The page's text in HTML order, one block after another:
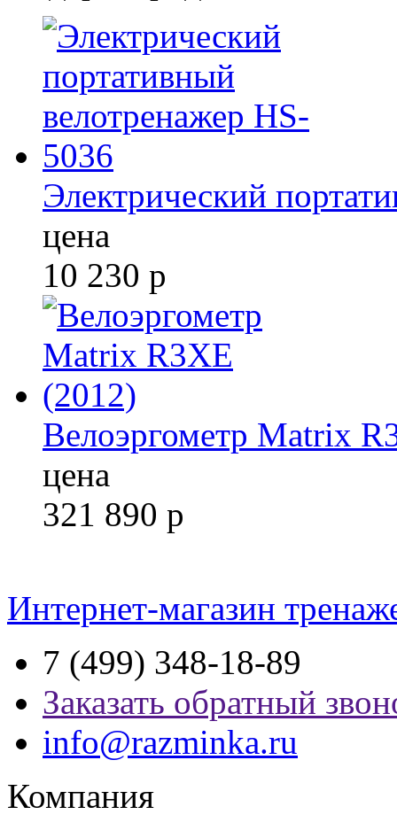
Электрический
цена
10 230 р
Велоэргометр Matrix
цена
321 890 р
Интернет-магазин
7 (499) 348-18-89
Заказать обратный
info@razminka.ru
Компания